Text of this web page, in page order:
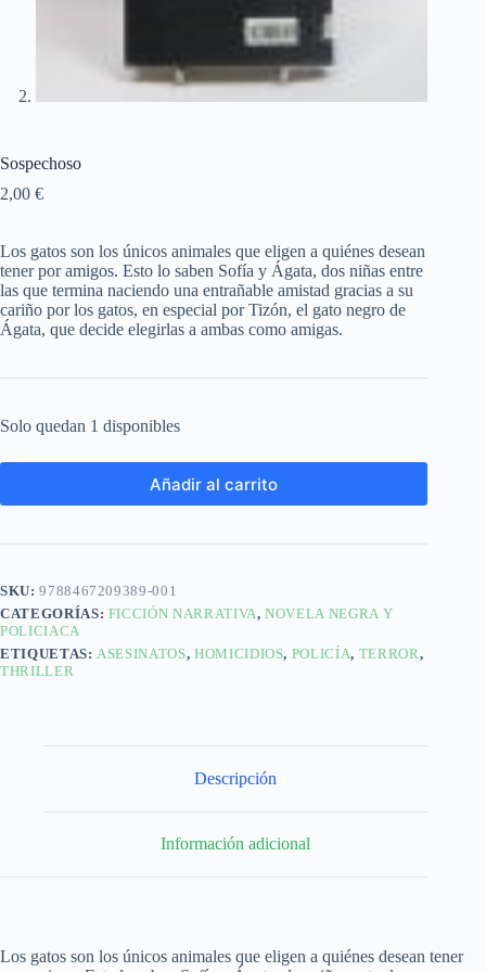
Sospechoso
2,00 €
Los gatos son los únicos animales que eligen a quiénes desean
tener por amigos. Esto lo saben Sofía y Ágata, dos niñas entre
las que termina naciendo una entrañable amistad gracias a su
cariño por los gatos, en especial por Tizón, el gato negro de
Ágata, que decide elegirlas a ambas como amigas.
Solo quedan 1 disponibles
Añadir al carrito
SKU:9788467209389-001
CATEGORÍAS: FICCIÓN NARRATIVA,NOVELA NEGRA Y
POLICIACA
ETIQUETAS:ASESINATOS, HOMICIDIOS, POLICÍA, TERROR,
THRILLER
Descripción
Información adicional
Los gatos son los únicos animales que eligen a quiénes desean tener